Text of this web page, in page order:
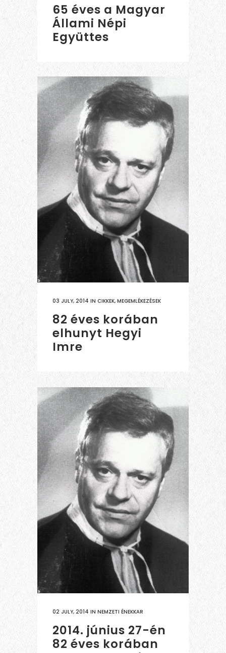
65 éves a Magyar
Állami Népi
Együttes
03 JULY, 2014 IN CIKKEK, MEGEMLÉKEZÉSEK
82 éves korában
elhunyt Hegyi
Imre
02 JULY, 2014 IN NEMZETI ÉNEKKAR
2014. június 27-én
82 éves korában